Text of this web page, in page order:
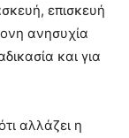
επισκευή
ανησυχία
και για
αλλάζει η